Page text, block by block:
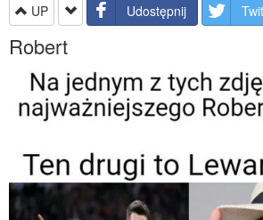
UP Udostępnij
Robert